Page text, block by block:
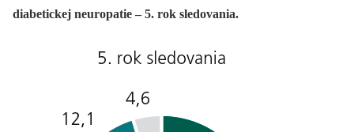
diabetickej neuropatie – 5. rok sledovania.